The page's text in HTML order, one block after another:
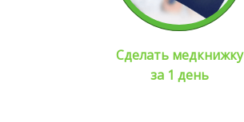
Сделать медкнижку
за 1 день